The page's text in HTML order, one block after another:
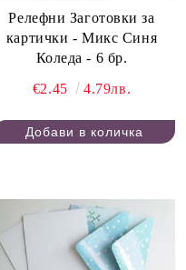
Релефни Заготовки за
картички - Микс Синя
Коледа - 6 бр.
€2.45
4.79лв.